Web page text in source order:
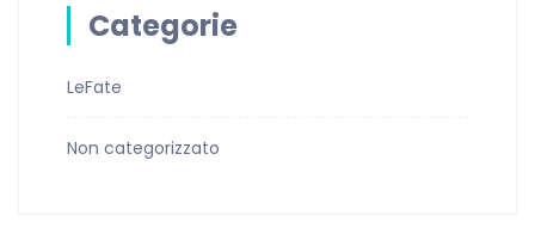
Categorie
LeFate
Non categorizzato